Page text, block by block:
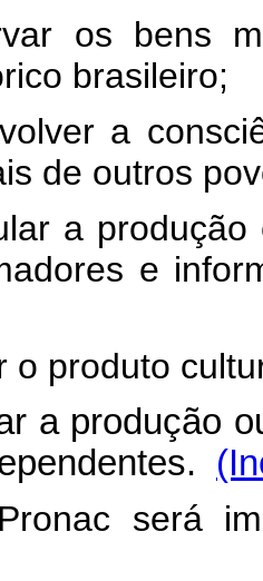
os bens
brasileiro;
a
de outros
a
e
o produto
a produção
será